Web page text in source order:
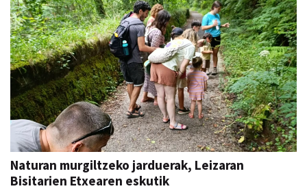
Naturan murgiltzeko jarduerak, Leizaran
Bisitarien Etxearen eskutik